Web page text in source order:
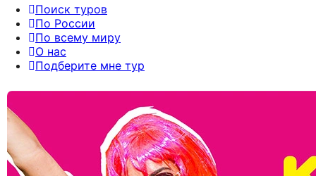
Поиск туров
По России
По всему миру
О нас
Подберите мне тур